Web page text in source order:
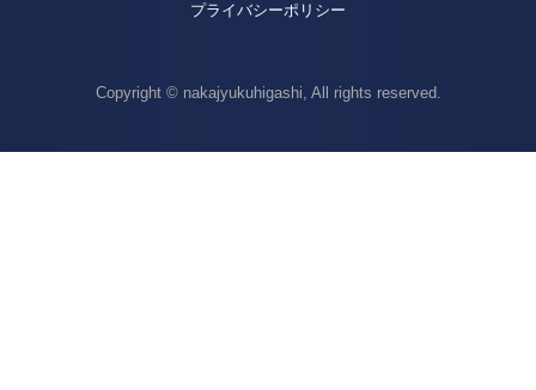
プライバシーポリシー
Copyright © nakajyukuhigashi, All rights reserved.